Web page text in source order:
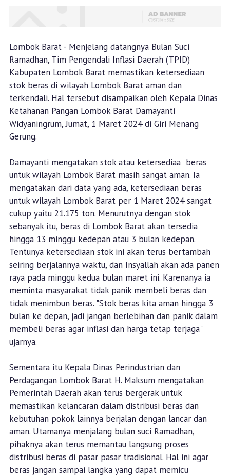
Lombok Barat - Menjelang datangnya Bulan Suci
Ramadhan, Tim Pengendali Inflasi Daerah (TPID)
Kabupaten Lombok Barat memastikan ketersediaan
stok beras di wilayah Lombok Barat aman dan
terkendali. Hal tersebut disampaikan oleh Kepala Dinas
Ketahanan Pangan Lombok Barat Damayanti
Widyaningrum, Jumat, 1 Maret 2024 di Giri Menang
Gerung.
Damayanti mengatakan stok atau ketersediaa beras
untuk wilayah Lombok Barat masih sangat aman. Ia
mengatakan dari data yang ada, ketersediaan beras
untuk wilayah Lombok Barat per 1 Maret 2024 sangat
cukup yaitu 21.175 ton. Menurutnya dengan stok
sebanyak itu, beras di Lombok Barat akan tersedia
hingga 13 minggu kedepan atau 3 bulan kedepan.
Tentunya ketersediaan stok ini akan terus bertambah
seiring berjalannya waktu, dan Insyallah akan ada panen
raya pada minggu kedua bulan maret ini. Karenanya ia
meminta masyarakat tidak panik membeli beras dan
tidak menimbun beras. "Stok beras kita aman hingga 3
bulan ke depan, jadi jangan berlebihan dan panik dalam
membeli beras agar inflasi dan harga tetap terjaga"
ujarnya.
Sementara itu Kepala Dinas Perindustrian dan
Perdagangan Lombok Barat H. Maksum mengatakan
Pemerintah Daerah akan terus bergerak untuk
memastikan kelancaran dalam distribusi beras dan
kebutuhan pokok lainnya berjalan dengan lancar dan
aman. Utamanya menjalang bulan suci Ramadhan,
pihaknya akan terus memantau langsung proses
distribusi beras di pasar pasar tradisional. Hal ini agar
beras jangan sampai langka yang dapat memicu